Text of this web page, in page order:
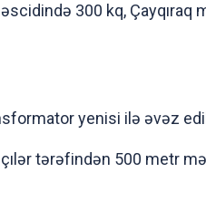
300 kq, Çayqıraq
yenisi ilə əvəz
tərəfindən 500 metr